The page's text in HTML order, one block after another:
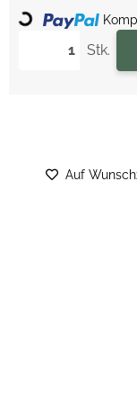
Stk.
Loading...
Auf